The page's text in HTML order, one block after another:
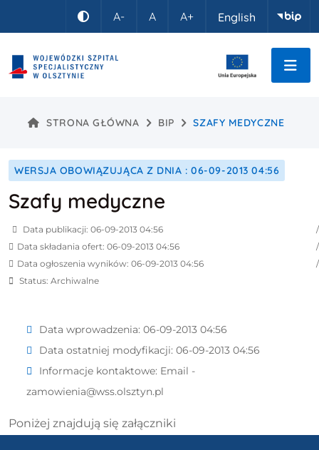
Kontrast
A- A A+ English
STRONA GŁÓWNA BIP SZAFY MEDYCZNE
WERSJA OBOWIĄZUJĄCA Z DNIA : 06-09-2013 04:56
Szafy medyczne
Data publikacji: 06-09-2013 04:56
Data składania ofert: 06-09-2013 04:56
Data ogłoszenia wyników: 06-09-2013 04:56
Status: Archiwalne
Data wprowadzenia: 06-09-2013 04:56
Data ostatniej modyfikacji: 06-09-2013 04:56
Informacje kontaktowe: Email -
zamowienia@wss.olsztyn.pl
Poniżej znajdują się załączniki